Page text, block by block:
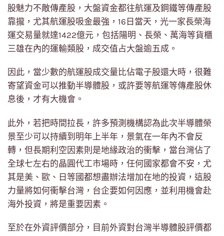
股魅力不敵傳產股，大盤資金都往航運及鋼鐵等傳產股
靠攏，尤其航運股吸金最強，16日當天，光一家長榮海
運交易量就達1422億元，包括陽明、長榮、萬海等貨櫃
三雄在內的運輸類股，成交值占大盤逾五成。
因此，當少數的航運股成交量比佔電子股還大時，很難
寄望資金可以推動半導體股，或許要等航運等傳產股休
息後，才有大機會。
此外，若把時間拉長，許多預測機構認為此次半導體榮
景至少可以持續到明年上半年，景氣在一年內不會反
轉，但長期利空因素則是地緣政治的衝擊，當台灣佔了
全球七左右的晶圓代工市場時，任何國家都會不安，尤
其是美、歐、日等國都想盡辦法增加在地的投資，這股
力量將如何衝擊台灣，台企要如何因應，並利用機會赴
海外投資，將是重要因素。
至於在外資評價部分，目前外資對台灣半導體股評價都